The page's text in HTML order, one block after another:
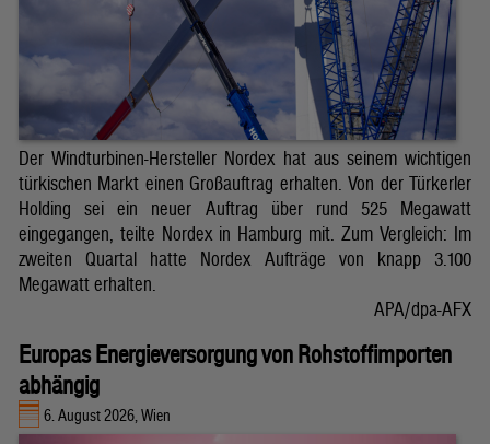
Der Windturbinen-Hersteller Nordex hat aus seinem wichtigen
türkischen Markt einen Großauftrag erhalten. Von der Türkerler
Holding sei ein neuer Auftrag über rund 525 Megawatt
eingegangen, teilte Nordex in Hamburg mit. Zum Vergleich: Im
zweiten Quartal hatte Nordex Aufträge von knapp 3.100
Megawatt erhalten.
APA/dpa-AFX
Europas Energieversorgung von Rohstoffimporten
abhängig
6. August 2026, Wien